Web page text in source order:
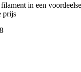
in een
prijs